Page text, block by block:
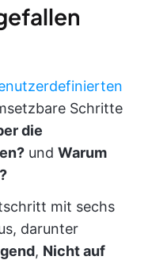
Schritte
die
und Warum
mit sechs
darunter
, Nicht auf